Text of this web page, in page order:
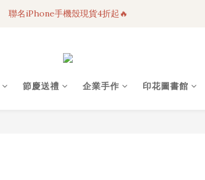
3C科技好物｜任選2件95折！
聯名iPhone手機殼現貨4折起🔥
節慶送禮 企業手作 印花圖書館